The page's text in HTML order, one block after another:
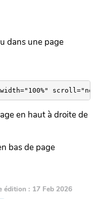
dans une page
en haut à droite de
bas de page
édition : 17 Feb 2026